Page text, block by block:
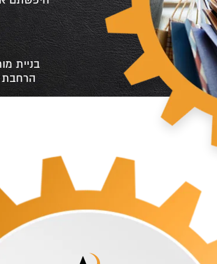
בניית